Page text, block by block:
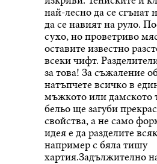
най-лесно да се сгънат
да се навият на руло.
сухо, но проветриво
оставите известно
всеки чифт.
за това! За съжаление
натъпчете всичко в
мъжкото или дамското
бельо ще загуби
свойства, а не само
идея е да разделите
например с бяла тишу
хартия.Задължително